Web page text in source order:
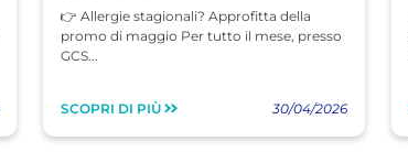
👉 Allergie stagionali? Approfitta della
promo di maggio Per tutto il mese, presso
GCS...
SCOPRI DI PIÙ 30/04/2026